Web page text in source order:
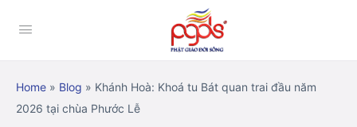
Home » Blog » Khánh Hoà: Khoá tu Bát quan trai đầu năm
2026 tại chùa Phước Lễ